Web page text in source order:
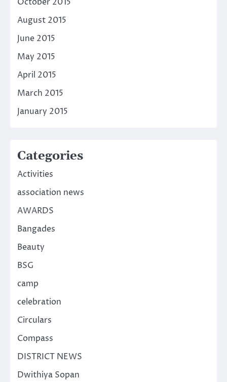
August 2015
June 2015
May 2015
April 2015
March 2015
January 2015
Categories
Activities
association news
AWARDS
Bangades
Beauty
BSG
camp
celebration
Circulars
Compass
DISTRICT NEWS
Dwithiya Sopan